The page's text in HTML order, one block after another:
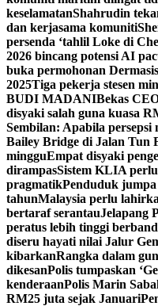
keselamatanShahrudin
dan kerjasama komuniti
persenda ‘tahlil Loke di
2026 bincang potensi AI
buka permohonan
2025Tiga pekerja stesen
BUDI MADANIBekas
disyaki salah guna kuasa
Sembilan: Apabila persepsi
Bailey Bridge di Jalan Tun
mingguEmpat disyaki
dirampasSistem KLIA
pragmatikPenduduk
tahunMalaysia perlu
bertaraf serantauJelapang
peratus lebih tinggi
diseru hayati nilai Jalur
kibarkanRangka dalam
dikesanPolis tumpaskan
kenderaanPolis Marin
RM25 juta sejak Januari